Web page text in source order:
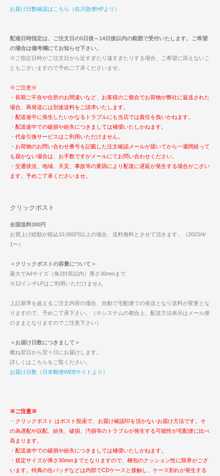
お届け日数確認はこちら（佐川急便HPより）
配達日時指定は、ご注文日の5日後～14日後以内の範囲で受付いたします。ご希望
の場合は備考欄にてお知らせ下さい。
※ご指定日時がご注文日から近すぎたり遠すぎたりする場合、ご希望に添えないこ
ともございますので予めご了承くださいませ。
※ご注意※
・長期ご不在や住所のお間違いなど、お客様のご都合でお荷物が弊社に返送された
場合、再発送には別途送料をご請求いたします。
・配送途中に発生したいかなるトラブルにも当店では責任を負いかねます。
・配送途中での破損や紛失につきましては補償いたしかねます。
・代金引換サービスはご利用いただけません。
・お荷物のお問い合わせ番号を記載した注文確認メールが届いてから一週間経って
も届かない場合は、お手数ですがメールにてお問い合わせください。
・交通状況、地域、天災、事故等の要因により配達に遅延が発生する場合がござい
ます。予めご了承くださいませ。
クリックポスト
全国送料300円
お買上げ総額が税込10,000円以上の場合、送料無料とさせて頂きます。（2023/4/
1〜）
＜クリックポストの容量について＞
最大でA4サイズ（角2封筒以内）厚さ30mmまで
※12インチLPはご利用いただけません
上記基準を超えるご注文内容の場合、自動で宅配便での発送となり送料が変更とな
りますので、予めご了承下さい。（※システムの都合上、配送方法表示はメール便
のままとなりますのでご注意下さい）
＜お届け日数につきまして＞
概ね翌日から翌々日にお届けします。
詳しくはこちらをご覧ください。
お届け日数（日本郵便WEBサイトより）
※ご注意※
・クリックポスト はポスト投函で、お届け確認印を頂かないお届け方法です。そ
の為遅配や誤配、紛失、破損、汚損等のトラブルが発生する可能性が宅配便に比べ
高まります。
・配送途中での破損や紛失につきましては補償いたしかねます。
・規定サイズが厚さ30mmまでとなりますので、梱包のクッション性に限界がござ
います。特典の缶バッヂなどは内部でCDケースと接触し、ケース割れが発生する